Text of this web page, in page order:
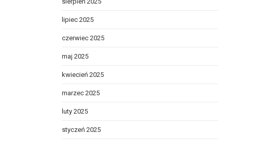
lipiec 2025
czerwiec 2025
maj 2025
kwiecień 2025
marzec 2025
luty 2025
styczeń 2025